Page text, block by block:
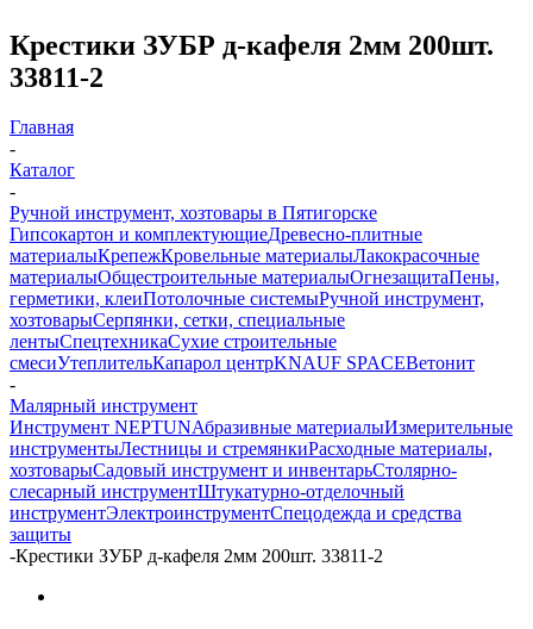
Крестики ЗУБР д-кафеля 2мм 200шт.
33811-2
Главная
-
Каталог
-
Ручной инструмент, хозтовары в Пятигорске
Гипсокартон и комплектующиеДревесно-плитные
материалыКрепежКровельные материалыЛакокрасочные
материалыОбщестроительные материалыОгнезащитаПены,
герметики, клеиПотолочные системыРучной инструмент,
хозтоварыСерпянки, сетки, специальные
лентыСпецтехникаСухие строительные
смесиУтеплительКапарол центрKNAUF SPACEВетонит
-
Малярный инструмент
Инструмент NEPTUNАбразивные материалыИзмерительные
инструментыЛестницы и стремянкиРасходные материалы,
хозтоварыСадовый инструмент и инвентарьСтолярно-
слесарный инструментШтукатурно-отделочный
инструментЭлектроинструментСпецодежда и средства
защиты
-Крестики ЗУБР д-кафеля 2мм 200шт. 33811-2